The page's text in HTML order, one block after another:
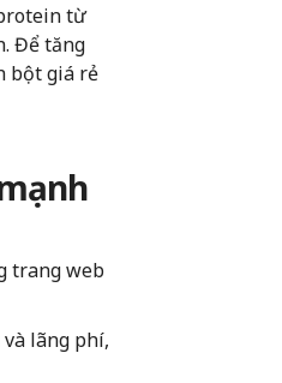
từ
Để tăng
bột giá rẻ
trang web
lãng phí,